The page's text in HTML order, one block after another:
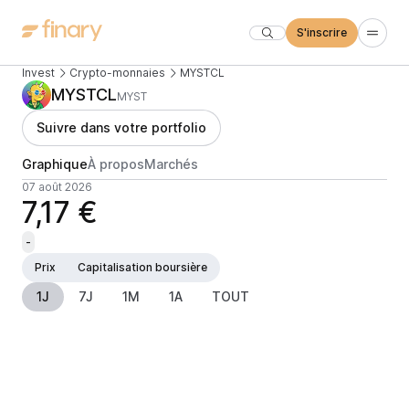
S'inscrire
Invest Crypto-monnaies MYSTCL
MYSTCLMYST
Suivre dans votre portfolio
GraphiqueÀ proposMarchés
07 août 2026
7,17 €
-
Prix
Capitalisation boursière
1J 7J 1M 1A TOUT